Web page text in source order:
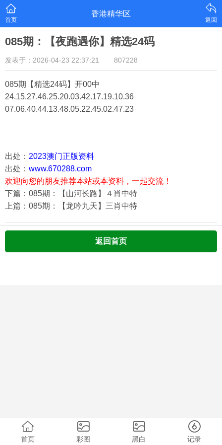
首页
香港精华区
返回
085期：【夜跑遇你】精选24码
发表于：2026-04-23 22:37:21 807228
085期【精选24码】开00中
24.15.27.46.25.20.03.42.17.19.10.36
07.06.40.44.13.48.05.22.45.02.47.23
出处： 2023澳门正版资料
出处： www.670288.com
欢迎向您的朋友推荐本站或本资料，一起交流！
下篇：085期：【山河长路】４肖中特
上篇：085期：【龙吟九天】三肖中特
返回首页
首页 彩图 黑白 记录